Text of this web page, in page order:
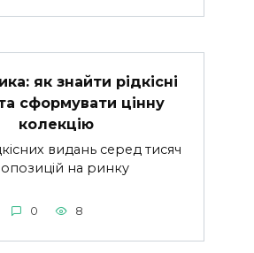
як знайти рідкісні
сформувати цінну
колекцію
видань серед тисяч
на ринку
0 8